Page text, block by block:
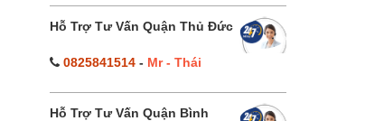
Hỗ Trợ Tư Vấn Quận Thủ Đức
0825841514- Mr - Thái
Hỗ Trợ Tư Vấn Quận Bình